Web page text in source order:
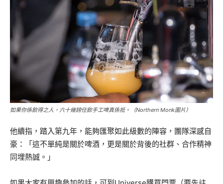
如果你係飲得之人，六十幾鎊任飲手工啤真係抵。（Northern Monk圖片）
他續指，踏入第九年，能夠匯聚如此級數的陣容，團隊深感自
豪：「這不單純是關於啤酒，更是關於背後的社群、合作精神
同埋熱誠。」